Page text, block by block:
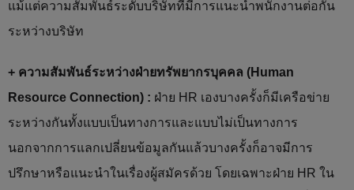
แม้แต่ความสัมพันธ์ระดับบริษัทที่มีการแนะนำพนักงานต่อกัน
ระหว่างบริษัท
+ ความสัมพันธ์ระหว่างฝ่ายทรัพยากรบุคคล (Human
Resource Connection) : ฝ่าย HR เองบางครั้งก็มีเครือข่าย
ระหว่างกันทั้งแบบเป็นทางการและแบบไม่เป็นทางการ
นอกจากการแลกเปลี่ยนข้อมูลกันแล้วบางครั้งก็อาจมีการ
ปรึกษาหรือแนะนำในเรื่องผู้สมัครด้วย โดยเฉพาะฝ่าย HR ใน